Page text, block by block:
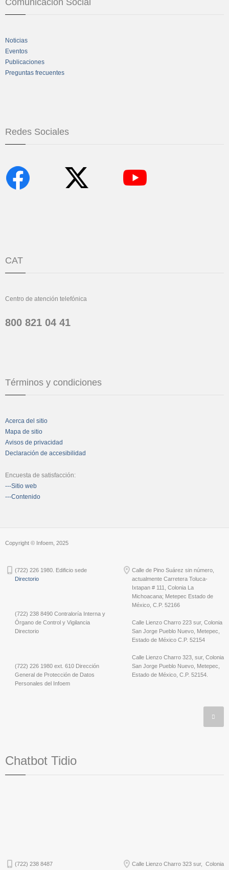
Comunicación Social
Noticias
Eventos
Publicaciones
Preguntas frecuentes
Redes Sociales
CAT
Centro de atención telefónica
800 821 04 41
Términos y condiciones
Acerca del sitio
Mapa de sitio
Avisos de privacidad
Declaración de accesibilidad
Encuesta de satisfacción:
---Sitio web
---Contenido
Copyright © Infoem, 2025
(722) 226 1980. Edificio sede
Directorio
(722) 238 8490 Contraloría Interna y
Órgano de Control y Vigilancia
Directorio
(722) 226 1980 ext. 610 Dirección
General de Protección de Datos
Personales del Infoem
Calle de Pino Suárez sin número,
actualmente Carretera Toluca-
Ixtapan # 111, Colonia La
Michoacana; Metepec Estado de
México, C.P. 52166
Calle Lienzo Charro 223 sur, Colonia
San Jorge Pueblo Nuevo, Metepec,
Estado de México C.P. 52154
Calle Lienzo Charro 323, sur, Colonia
San Jorge Pueblo Nuevo, Metepec,
Estado de México, C.P. 52154.
Chatbot Tidio
(722) 238 8487
Calle Lienzo Charro 323 sur, Colonia